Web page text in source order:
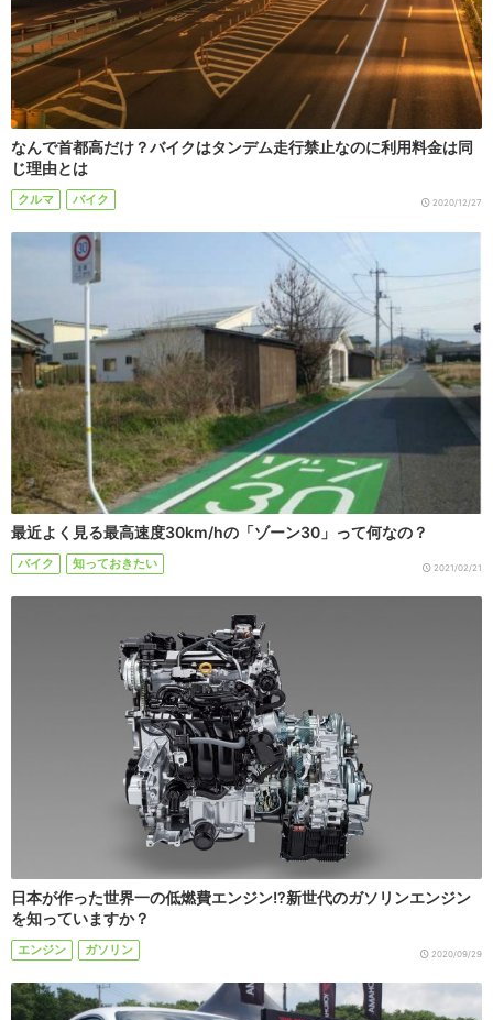
なんで首都高だけ？バイクはタンデム走行禁止なのに利用料金は同
じ理由とは
クルマ バイク 2020/12/27
最近よく見る最高速度30km/hの「ゾーン30」って何なの？
バイク 知っておきたい 2021/02/21
日本が作った世界一の低燃費エンジン!?新世代のガソリンエンジン
を知っていますか？
エンジン ガソリン 2020/09/29